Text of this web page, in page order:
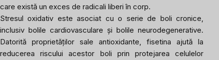
care există un exces de radicali liberi în corp.
Stresul oxidativ este asociat cu o serie de boli cronice,
inclusiv bolile cardiovasculare și bolile neurodegenerative.
Datorită proprietăților sale antioxidante, fisetina ajută la
reducerea riscului acestor boli prin protejarea celulelor